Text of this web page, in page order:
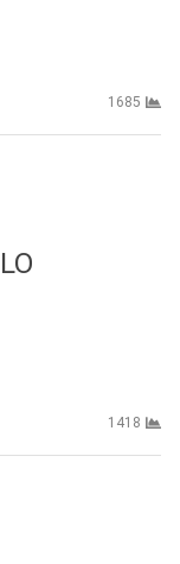
1685
1418